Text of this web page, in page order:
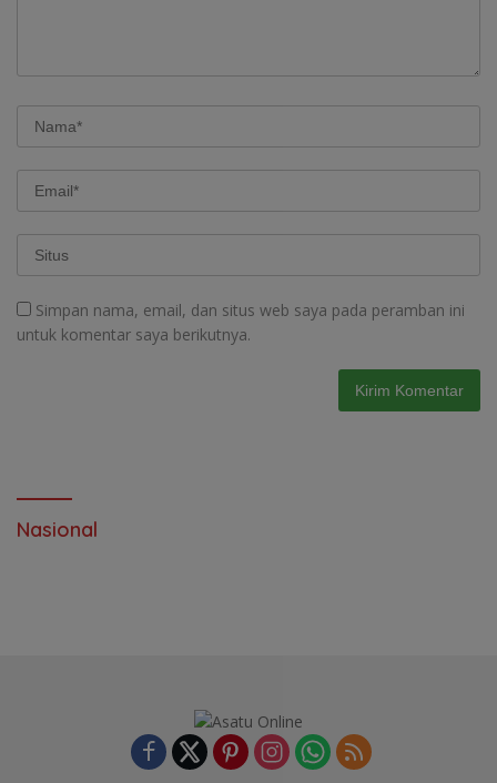
Simpan nama, email, dan situs web saya pada peramban ini
untuk komentar saya berikutnya.
Nasional